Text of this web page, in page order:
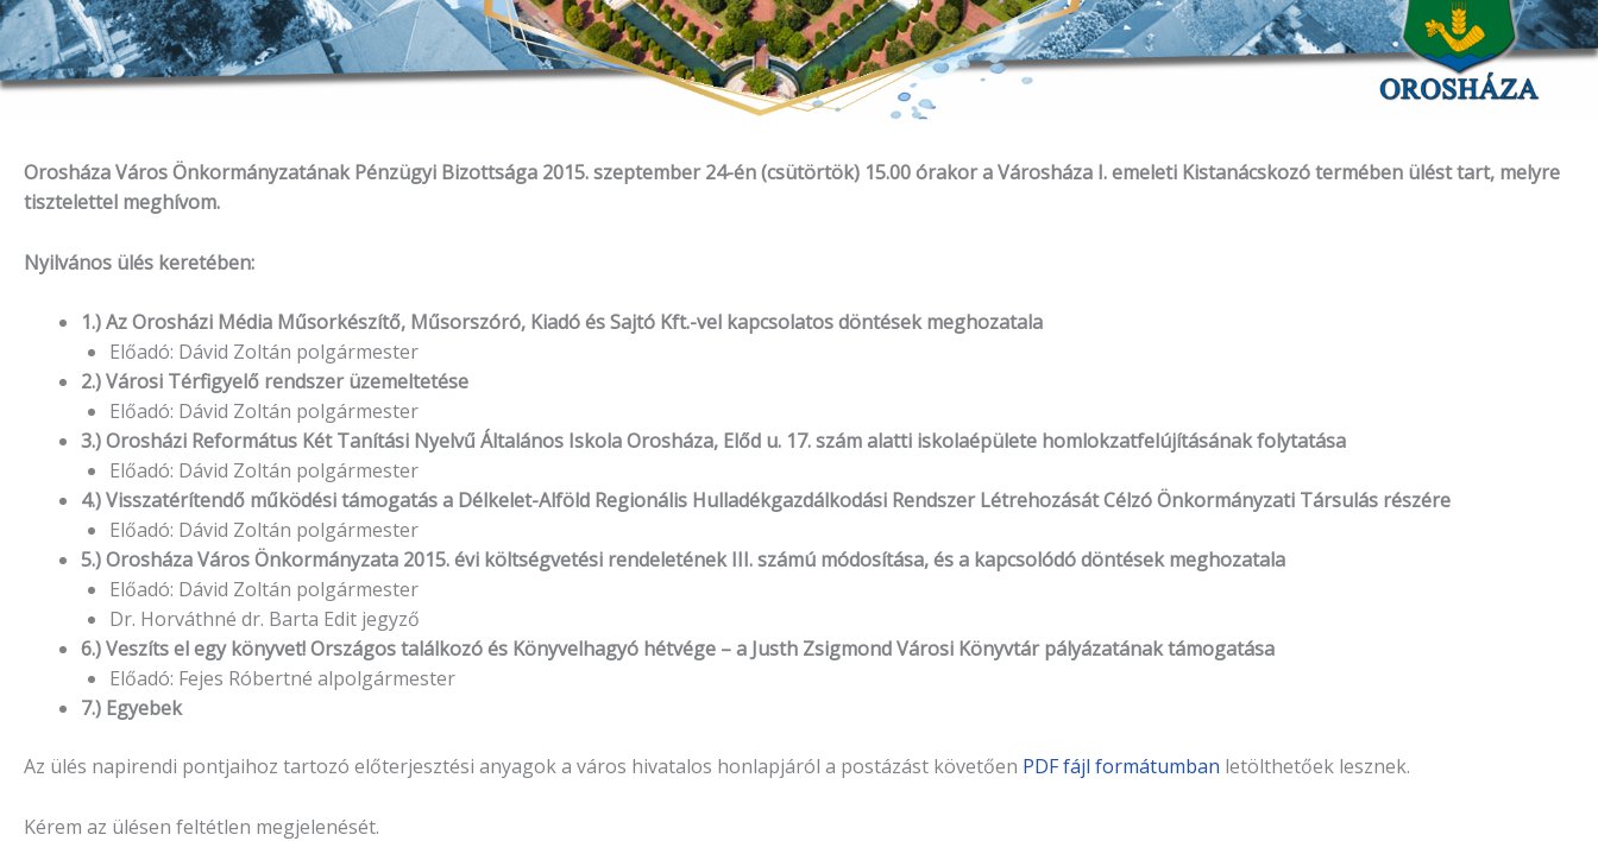
Orosháza Város Önkormányzatának Pénzügyi Bizottsága 2015. szeptember 24-én (csütörtök) 15.00 órakor a Városháza I. emeleti Kistanácskozó termében ülést tart, melyre
tisztelettel meghívom.
Nyilvános ülés keretében:
1.) Az Orosházi Média Műsorkészítő, Műsorszóró, Kiadó és Sajtó Kft.-vel kapcsolatos döntések meghozatala
Előadó: Dávid Zoltán polgármester
2.) Városi Térfigyelő rendszer üzemeltetése
Előadó: Dávid Zoltán polgármester
3.) Orosházi Református Két Tanítási Nyelvű Általános Iskola Orosháza, Előd u. 17. szám alatti iskolaépülete homlokzatfelújításának folytatása
Előadó: Dávid Zoltán polgármester
4.) Visszatérítendő működési támogatás a Délkelet-Alföld Regionális Hulladékgazdálkodási Rendszer Létrehozását Célzó Önkormányzati Társulás részére
Előadó: Dávid Zoltán polgármester
5.) Orosháza Város Önkormányzata 2015. évi költségvetési rendeletének III. számú módosítása, és a kapcsolódó döntések meghozatala
Előadó: Dávid Zoltán polgármester
Dr. Horváthné dr. Barta Edit jegyző
6.) Veszíts el egy könyvet! Országos találkozó és Könyvelhagyó hétvége – a Justh Zsigmond Városi Könyvtár pályázatának támogatása
Előadó: Fejes Róbertné alpolgármester
7.) Egyebek
Az ülés napirendi pontjaihoz tartozó előterjesztési anyagok a város hivatalos honlapjáról a postázást követően PDF fájl formátumban letölthetőek lesznek.
Kérem az ülésen feltétlen megjelenését.